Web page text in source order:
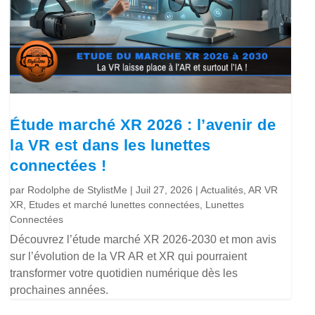
Étude marché XR 2026 : l’avenir de
la VR est dans les lunettes
connectées !
par Rodolphe de StylistMe |Juil 27, 2026 |Actualités ,AR VR
XR
Etudes et marché lunettes connectées Lunettes
Connectées
Découvrez l’étude marché XR 2026-2030 et mon avis
sur l’évolution de la VR AR et XR qui pourraient
transformer votre quotidien numérique dès les
prochaines années.